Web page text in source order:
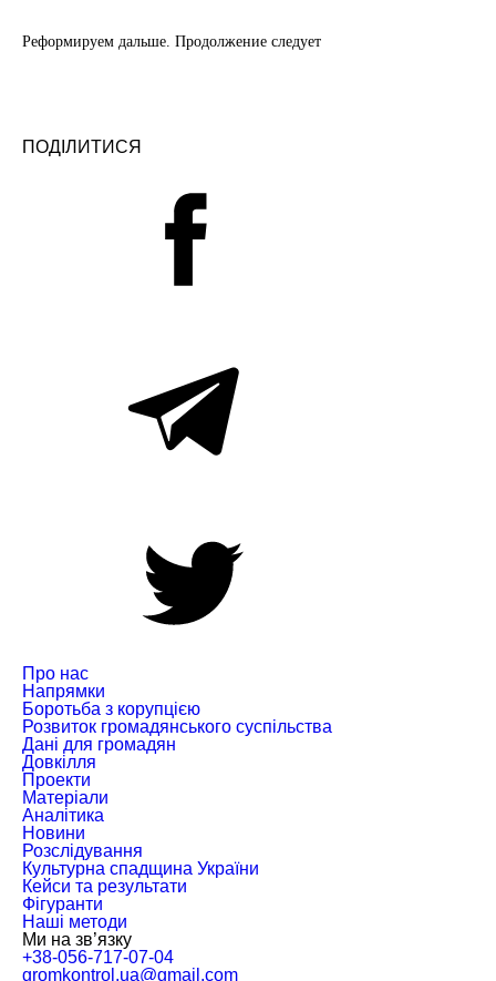
Реформируем дальше. Продолжение следует
ПОДІЛИТИСЯ
Про нас
Напрямки
Боротьба з корупцією
Розвиток громадянського суспільства
Дані для громадян
Довкілля
Проекти
Матеріали
Аналітика
Новини
Розслідування
Культурна спадщина України
Кейси та результати
Фігуранти
Наші методи
Ми на зв’язку
+38-056-717-07-04
gromkontrol.ua@gmail.com